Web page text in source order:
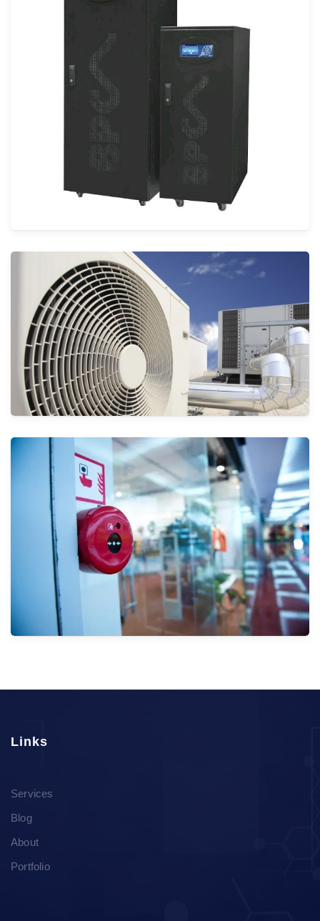
ديكورات وأثاث المكاتب
الأنظمة
مركز البيانات وحلول الطاقة
HVAC
الأنظمة
Links
Services
Blog
About
Portfolio